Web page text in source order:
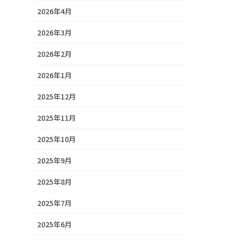
2026年4月
2026年3月
2026年2月
2026年1月
2025年12月
2025年11月
2025年10月
2025年9月
2025年8月
2025年7月
2025年6月